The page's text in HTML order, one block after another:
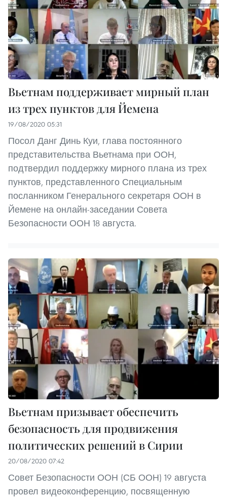
Вьетнам поддерживает мирный план
из трех пунктов для Йемена
19/08/2020 05:31
Посол Данг Динь Куи, глава постоянного
представительства Вьетнама при ООН,
подтвердил поддержку мирного плана из трех
пунктов, представленного Специальным
посланником Генерального секретаря ООН в
Йемене на онлайн-заседании Совета
Безопасности ООН 18 августа.
Вьетнам призывает обеспечить
безопасность для продвижения
политических решений в Сирии
20/08/2020 07:42
Совет Безопасности ООН (СБ ООН) 19 августа
провел видеоконференцию, посвященную